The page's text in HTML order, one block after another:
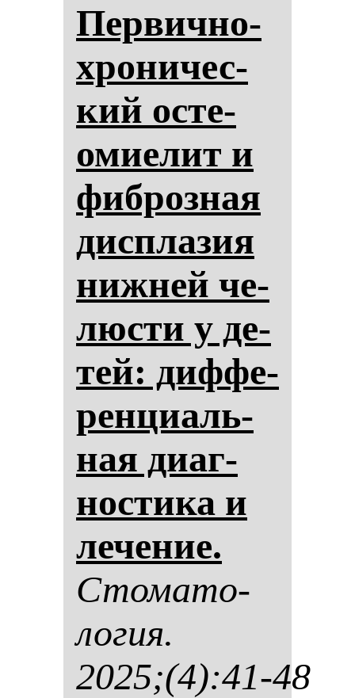
Пер­вич­но-
хро­ни­чес­
кий ос­те­
омиелит и
фиб­роз­ная
дис­пла­зия
ниж­ней че­
люс­ти у де­
тей: диф­фе­
рен­ци­аль­
ная ди­аг­
нос­ти­ка и
ле­че­ние.
Сто­ма­то­
ло­гия.
2025;(4):41-48